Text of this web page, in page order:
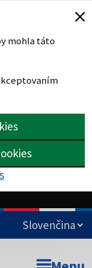
mohla táto